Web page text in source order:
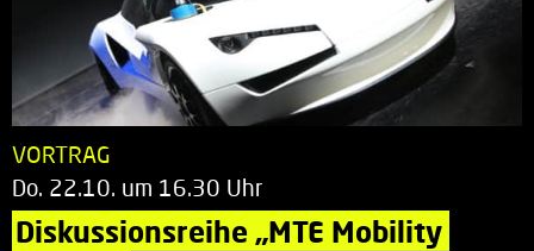
VORTRAG
Do. 22.10. um 16.30 Uhr
Diskussionsreihe „MTE Mobility